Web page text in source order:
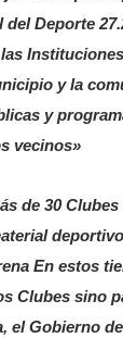
Deporte
y la
y
vecinos»
de 30 Clubes
En estos
Clubes sino
el Gobierno